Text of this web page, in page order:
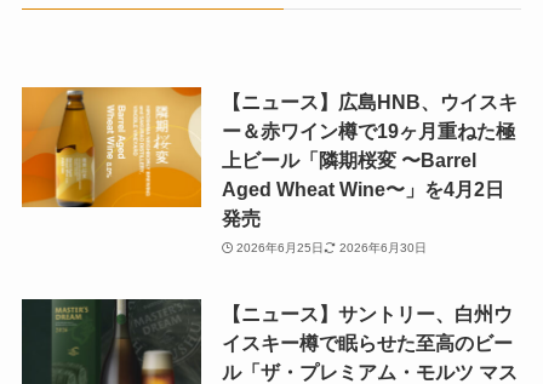
【ニュース】広島HNB、ウイスキ
ー＆赤ワイン樽で19ヶ月重ねた極
上ビール「隣期桜変 〜Barrel
Aged Wheat Wine〜」を4月2日
発売
2026年6月25日 2026年6月30日
【ニュース】サントリー、白州ウ
イスキー樽で眠らせた至高のビー
ル「ザ・プレミアム・モルツ マス